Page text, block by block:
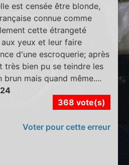
est censée être blonde,
connue comme
cette étrangeté
yeux et leur faire
d'une escroquerie; après
très bien pu se teindre les
mais quand même....
368 vote(s)
Voter pour cette erreur